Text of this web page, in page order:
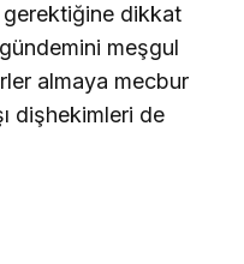
dikkat
meşgul
almaya mecbur
dişhekimleri de